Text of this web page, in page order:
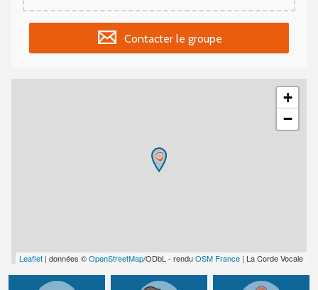
Contacter le groupe
+
−
Leaflet | données ©OpenStreetMap/ODbL - renduOSM France | La Corde Vocale